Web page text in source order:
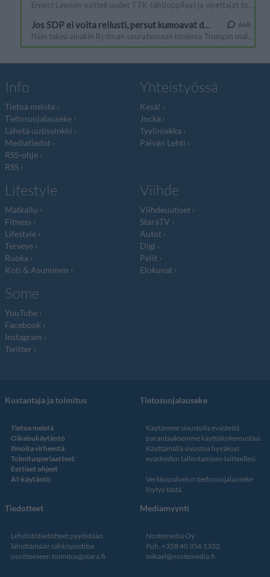
Info
Tietoa meistä
Tietosuojalauseke
Lähetä uutisvinkki
Mediatiedot
RSS-ohje
RSS
Yhteistyössä
Kesä!
Jocka
Tyyliniekka
Päivän Lehti
Lifestyle
Matkailu
Fitness
Lifestyle
Terveys
Ruoka
Koti & Asuminen
Viihde
Viihdeuutiset
StaraTV
Autot
Digi
Pelit
Elokuvat
Some
YouTube
Facebook
Instagram
Twitter
Kustantaja ja toimitus
Tietoa meistä
Oikaisukäytäntö
Ilmoita virheestä
Toimitusperiaatteet
Eettiset ohjeet
AI-käytäntö
Tietosuojalauseke
Käytämme sivustolla evästeitä
parantaaksemme käyttökokemustasi.
Käyttämällä sivustoa hyväksyt
evästeiden tallentamisen laitteellesi.
Verkkopalvelun tiedosuojalauseke
löytyy tästä.
Tiedotteet
Lehdistötiedotteet pyydetään
lähettämään sähköpostitse
osoitteeseen toimitus@stara.fi
Mediamyynti
Nostemedia Oy
Puh. +358 40 356 1332
mikael@nostemedia.fi